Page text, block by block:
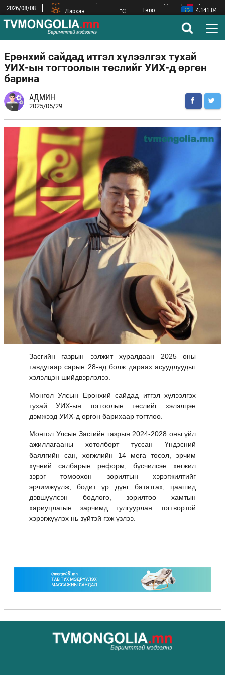
2026/08/08
Дархан
°C
Замын-Үүд
Сүхбаатар
Евро
4,141.04
ОХУ-ын рубль
43.77
БНХАУ-ын юань
532.66
2.53
Ерөнхий сайдад итгэл хүлээлгэх тухай
УИХ-ын тогтоолын төслийг УИХ-д өргөн
барина
АДМИН
2025/05/29
Засгийн газрын ээлжит хуралдаан 2025 оны
тавдугаар сарын 28-нд болж дараах асуудлуудыг
хэлэлцэн шийдвэрлэлээ.
Монгол Улсын Ерөнхий сайдад итгэл хүлээлгэх
тухай УИХ-ын тогтоолын төслийг хэлэлцэн
дэмжээд УИХ-д өргөн барихаар тогтлоо.
Монгол Улсын Засгийн газрын 2024-2028 оны үйл
ажиллагааны хөтөлбөрт туссан Үндэсний
баялгийн сан, хөгжлийн 14 мега төсөл, эрчим
хүчний салбарын реформ, бүсчилсэн хөгжил
зэрэг томоохон зорилтын хэрэгжилтийг
эрчимжүүлж, бодит үр дүнг бататгах, цаашид
дэвшүүлсэн бодлого, зорилтоо хамтын
хариуцлагын зарчимд тулгуурлан тогтвортой
хэрэгжүүлэх нь зүйтэй гэж үзлээ.